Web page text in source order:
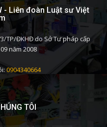
- Liên đoàn Luật sư Việt
TP/ĐKHĐ do Sở Tư pháp cấp
năm 2008
0904340664
TÔI